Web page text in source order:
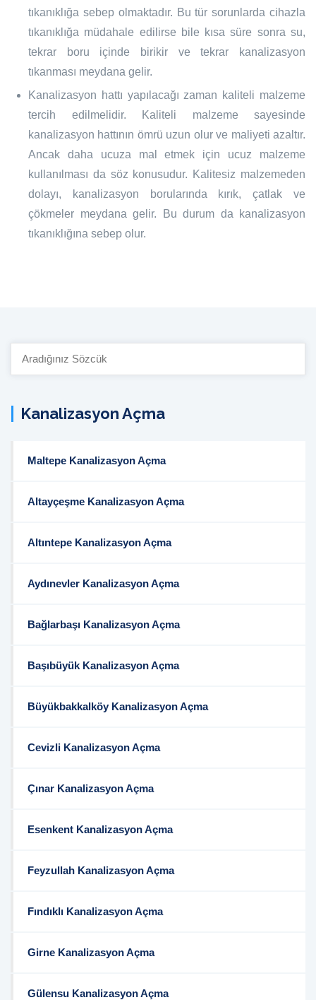
tıkanıklığa sebep olmaktadır. Bu tür sorunlarda cihazla
tıkanıklığa müdahale edilirse bile kısa süre sonra su,
tekrar boru içinde birikir ve tekrar kanalizasyon
tıkanması meydana gelir.
Kanalizasyon hattı yapılacağı zaman kaliteli malzeme
tercih edilmelidir. Kaliteli malzeme sayesinde
kanalizasyon hattının ömrü uzun olur ve maliyeti azaltır.
Ancak daha ucuza mal etmek için ucuz malzeme
kullanılması da söz konusudur. Kalitesiz malzemeden
dolayı, kanalizasyon borularında kırık, çatlak ve
çökmeler meydana gelir. Bu durum da kanalizasyon
tıkanıklığına sebep olur.
Site
İçi
Kanalizasyon Açma
Maltepe Kanalizasyon Açma
Altayçeşme Kanalizasyon Açma
Altıntepe Kanalizasyon Açma
Aydınevler Kanalizasyon Açma
Bağlarbaşı Kanalizasyon Açma
Başıbüyük Kanalizasyon Açma
Büyükbakkalköy Kanalizasyon Açma
Cevizli Kanalizasyon Açma
Çınar Kanalizasyon Açma
Esenkent Kanalizasyon Açma
Feyzullah Kanalizasyon Açma
Fındıklı Kanalizasyon Açma
Girne Kanalizasyon Açma
Gülensu Kanalizasyon Açma